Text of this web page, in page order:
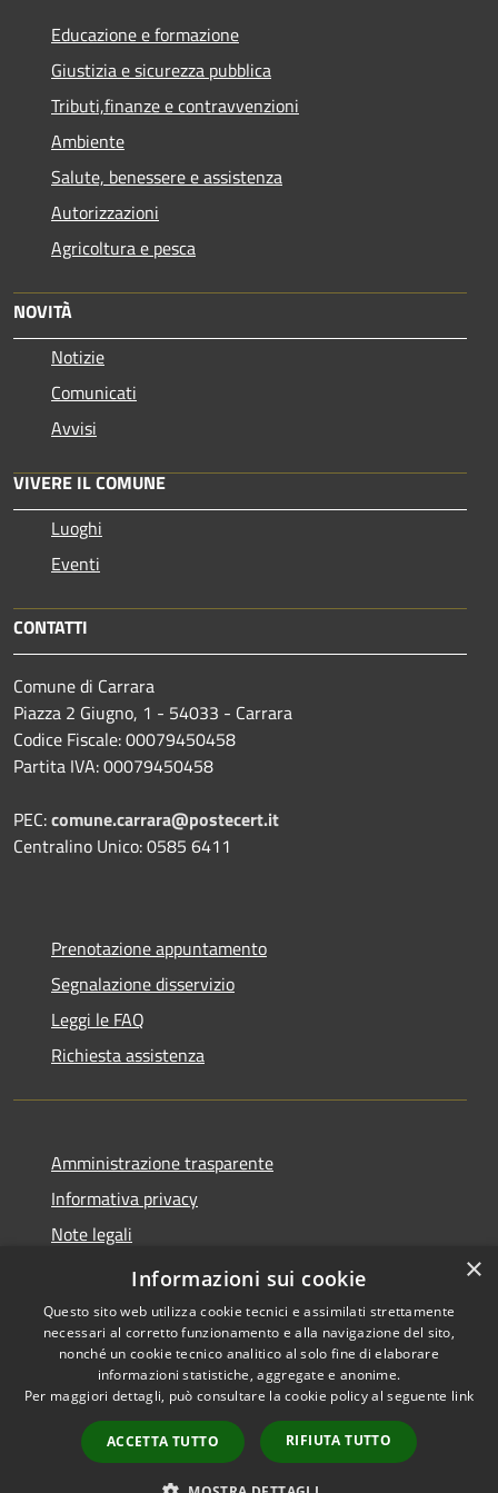
Educazione e formazione
Giustizia e sicurezza pubblica
Tributi,finanze e contravvenzioni
Ambiente
Salute, benessere e assistenza
Autorizzazioni
Agricoltura e pesca
NOVITÀ
Notizie
Comunicati
Avvisi
VIVERE IL COMUNE
Luoghi
Eventi
CONTATTI
Comune di Carrara
Piazza 2 Giugno, 1 - 54033 - Carrara
Codice Fiscale: 00079450458
Partita IVA: 00079450458
PEC:comune.carrara@postecert.it
Centralino Unico: 0585 6411
Prenotazione appuntamento
Segnalazione disservizio
Leggi le FAQ
Richiesta assistenza
Amministrazione trasparente
Informativa privacy
Note legali
Dichiarazione di accessibilità
Accessibilità
Copyright © 2026 • Comune di
Carrara • Powered by
Municipium•
Accesso
redazione
×
Informazioni sui cookie
Questo sito web utilizza cookie tecnici e assimilati strettamente
necessari al corretto funzionamento e alla navigazione del sito,
nonché un cookie tecnico analitico al solo fine di elaborare
informazioni statistiche, aggregate e anonime.
Per maggiori dettagli, può consultare la cookie policy al seguente link
ACCETTA TUTTO RIFIUTA TUTTO